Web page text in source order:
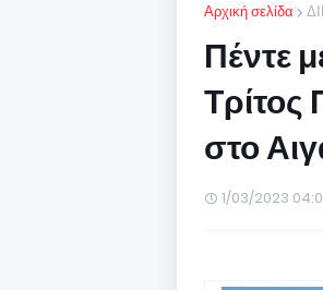
Αρχική σελίδα
Πέντε
Τρίτος
στο
1/03/2023